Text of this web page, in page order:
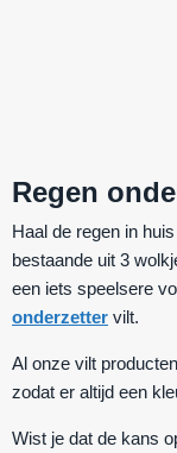
Regen
Haal de regen in
bestaande uit 3
een iets speelsere
onderzetter vilt.
Al onze vilt
zodat er altijd een
Wist je dat de kans